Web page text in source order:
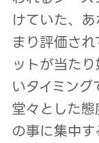
けていた、
まり評価さ
ットが当た
いタイミン
堂々とした
の事に集中す